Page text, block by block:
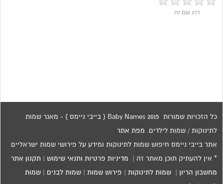
דרג שם זה
כל הזכויות שמורות 2015 Baby Names ( בייבי ניימס ) - מאגר שמות
לתינוקות / שמות לילדים. מפת אתר
אתר בייבי ניימס חיפוש שמות לתינוקות ומידע על פירושי שמות ישראליים
* אין להעתיק תוכן מאתר זה | מדיניות פרטיות ותנאי שימוש תקנון אתר
מחשבון הריון |שמות לתינוקות פירוש שמות |שמות לבנים |שמות